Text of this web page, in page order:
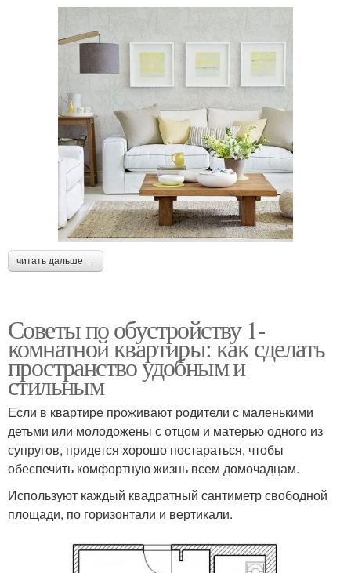
читать дальше →
Советы по обустройству 1-
комнатной квартиры: как сделать
пространство удобным и
стильным
Если в квартире проживают родители с маленькими
детьми или молодожены с отцом и матерью одного из
супругов, придется хорошо постараться, чтобы
обеспечить комфортную жизнь всем домочадцам.
Используют каждый квадратный сантиметр свободной
площади, по горизонтали и вертикали.